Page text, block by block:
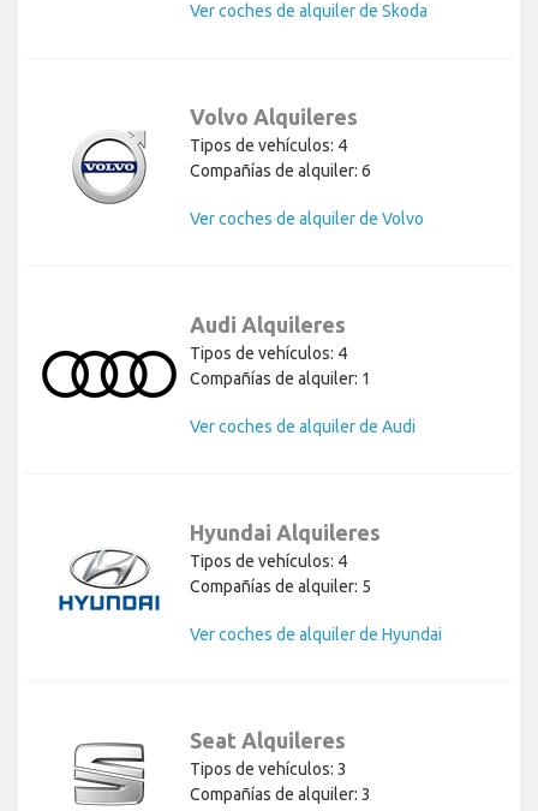
Ver coches de alquiler de Skoda
Volvo Alquileres
Tipos de vehículos: 4
Compañías de alquiler: 6
Ver coches de alquiler de Volvo
Audi Alquileres
Tipos de vehículos: 4
Compañías de alquiler: 1
Ver coches de alquiler de Audi
Hyundai Alquileres
Tipos de vehículos: 4
Compañías de alquiler: 5
Ver coches de alquiler de Hyundai
Seat Alquileres
Tipos de vehículos: 3
Compañías de alquiler: 3